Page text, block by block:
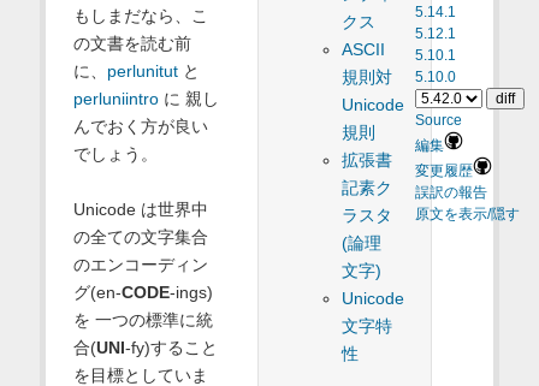
5.14.1
5.12.1
5.10.1
5.10.0
Source
編集
変更履歴
誤訳の報告
原文を表示/隠す
クス
ASCII
規則対
Unicode
規則
拡張書
記素ク
ラスタ
(論理
文字)
Unicode
文字特
性
もしまだなら、こ
の文書を読む前
に、 perlunitutと
perluniintroに 親し
んでおく方が良い
でしょう。
Unicode は世界中
の全ての文字集合
のエンコーディン
グ(en-CODE-ings)
を 一つの標準に統
合(UNI-fy)すること
を目標としていま